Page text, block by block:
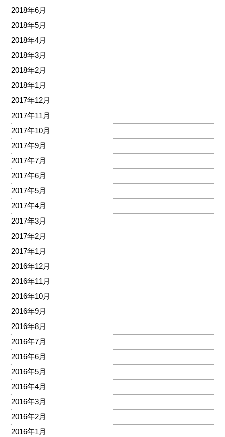
2018年6月
2018年5月
2018年4月
2018年3月
2018年2月
2018年1月
2017年12月
2017年11月
2017年10月
2017年9月
2017年7月
2017年6月
2017年5月
2017年4月
2017年3月
2017年2月
2017年1月
2016年12月
2016年11月
2016年10月
2016年9月
2016年8月
2016年7月
2016年6月
2016年5月
2016年4月
2016年3月
2016年2月
2016年1月